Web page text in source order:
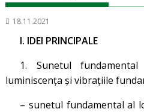
18.11.2021
I. IDEI PRINCIPALE
1. Sunetul
luminiscenţa şi vibraţiile
– sunetul fundamental al